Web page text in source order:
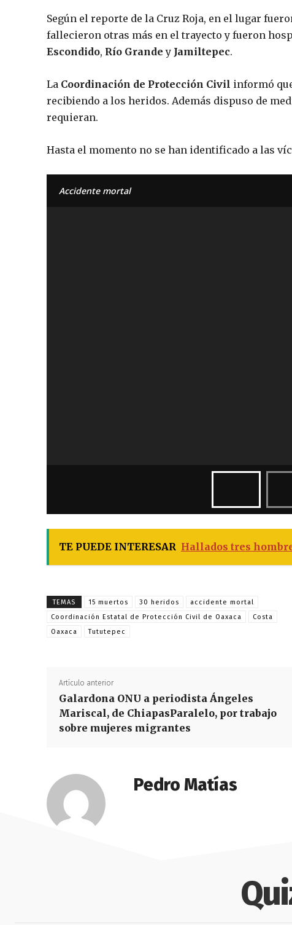
Según el reporte de la Cruz Roja, en el lugar
fallecieron otras más en el trayecto y fueron
Escondido, Río Grande y Jamiltepec.
La Coordinación de Protección Civil informó
recibiendo a los heridos. Además dispuso de
requieran.
Hasta el momento no se han identificado a las
Accidente mortal
TE PUEDE INTERESAR Hallados tres
TEMAS 15 muertos 30 heridos
accidente mortal
Coordinación Estatal de Protección Civil de Oaxaca
Costa
Oaxaca
Tututepec
Artículo anterior
Galardona ONU a periodista Ángeles
Mariscal, de ChiapasParalelo, por trabajo
sobre mujeres migrantes
Pedro Matías